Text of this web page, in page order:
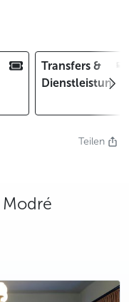
Transfers &
Teilen